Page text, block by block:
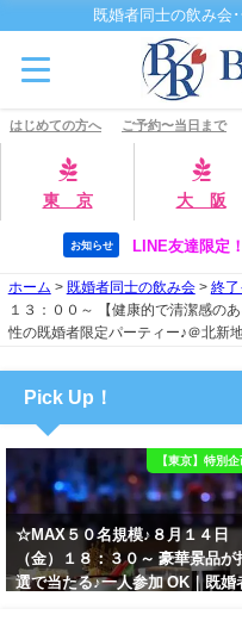
既婚者同士の飲み会
はじめての方へ ご予約〜当日まで
東 京 大 阪
お知らせ LINE友達限定
ホーム > 既婚者同士の飲み会> 終了
１３：００～ 【健康的で清潔感の
性の既婚者限定パーティー♪＠北新地
Pick Up！
【東京】特別企
☆MAX５０名規模♪８月１４日
（金）１８：３０～ 豪華景品が
選で当たる♪一人参加 OK｜既婚